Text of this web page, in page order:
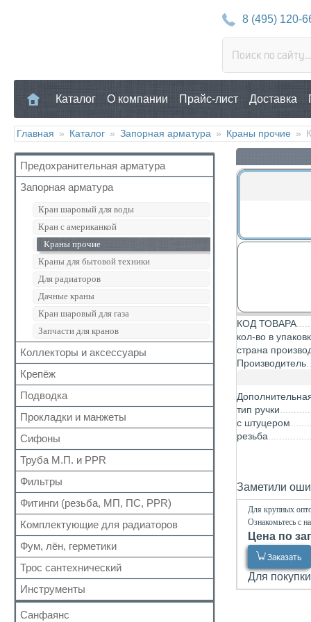
8 (495) 120-
Каталог О компании Прайс-лист Доставка
Главная » Каталог » Запорная арматура » Краны прочие »
Предохранительная арматура
Воздухоотводчик
Клапан предохранительный
Манометр/Термометр
Обратный клапан
Поплавковый клапан
Регулятор давления
Кран Маевского
Группы безопасности
Запорная арматура
Кран шаровый для воды
Кран с американкой
Краны прочие
Краны для бытовой техники
Для радиаторов
Дачные краны
Кран шаровый для газа
Запчасти для кранов
Коллекторы и аксессуары
Аксессуары для коллекторов
Коллекторные группы
Коллекторы
Крепёж
Для труб
Для радиатора
Прочий
Подводка
Газ
Газ сильфон
Вода
Вода сильфон
Вода гигант
к смесителю
к смесителю сильфон
Медь
Шланги для стиральных и посудомоечных
машин
Прокладки и манжеты
Прокладки
Для радиаторов
Сальники
Манжеты для канализационных труб
Наборы
Сифоны
Выпуск
Донный клапан
Колено
Сифон
Обвязка для ванн
Трапы
Трубка
Гофра для сифона
Труба М.П. и PPR
Металлопластиковая
Полипропиленовая
Фильтры
Для обратного клапана
Косой
Прямой
Самопромывной
Другие
Фитинги (резьба, МП, ПС, PPR)
Резьбовые
Для МП труб
Для PPR труб
Для полотенцесушителей
Комплектующие для радиаторов
Наборы
Комплектующие
Краны Маевского
Кронштейны
Фум, лён, герметики
ФУМ
Нить
Лён
Трос сантехнический
Инструменты
Санфаянс
КОД ТОВАРА
кол-во в
страна
Производитель
тип ручки
с штуцером
резьба
Заметили
Для крупных
Ознакомьтесь с
Цена по
Заказать
Для